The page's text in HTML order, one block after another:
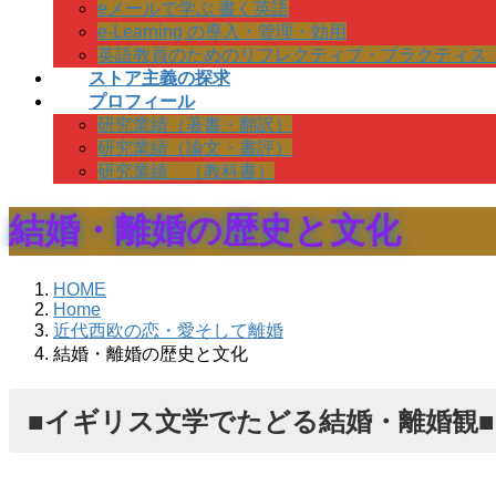
eメールで学ぶ 書く英語
e-Learning の導入・管理・効用
英語教員のためのリフレクティブ・プラクティス
ストア主義の探求
プロフィール
研究業績（著書・翻訳）
研究業績（論文・書評）
研究業績 （教科書）
結婚・離婚の歴史と文化
HOME
Home
近代西欧の恋・愛そして離婚
結婚・離婚の歴史と文化
■イギリス文学でたどる結婚・離婚観■